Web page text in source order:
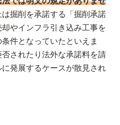
掘削を承諾する「掘削承諾
やインフラ引き込み工事を
件となっていたといえま
されたり法外な承諾料を請
発展するケースが散見され